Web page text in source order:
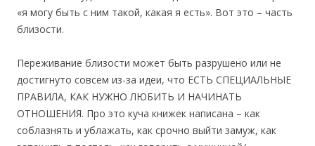
«я могу быть с ним такой, какая я есть». Вот это – часть
близости.
Переживание близости может быть разрушено или не
достигнуто совсем из-за идеи, что ЕСТЬ СПЕЦИАЛЬНЫЕ
ПРАВИЛА, КАК НУЖНО ЛЮБИТЬ И НАЧИНАТЬ
ОТНОШЕНИЯ. Про это куча книжек написана – как
соблазнять и ублажать, как срочно выйти замуж, как